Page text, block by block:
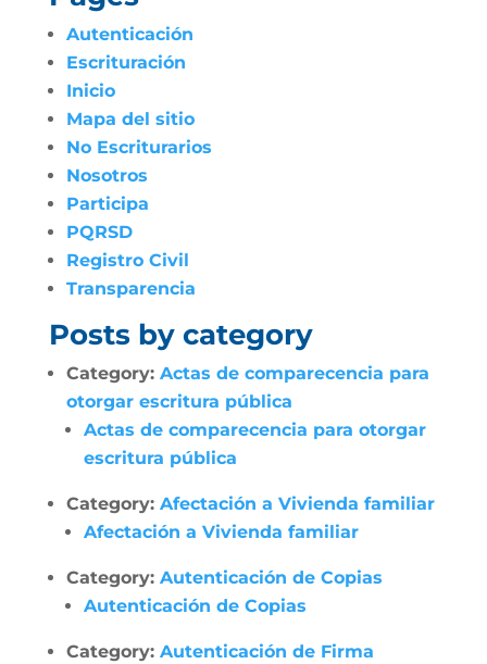
Autenticación
Escrituración
Inicio
Mapa del sitio
No Escriturarios
Nosotros
Participa
PQRSD
Registro Civil
Transparencia
Posts by category
Category: Actas de comparecencia para
otorgar escritura pública
Actas de comparecencia para otorgar
escritura pública
Category: Afectación a Vivienda familiar
Afectación a Vivienda familiar
Category: Autenticación de Copias
Autenticación de Copias
Category: Autenticación de Firma